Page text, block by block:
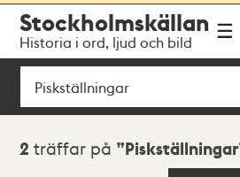
navigationen
huvudinnehållet
Stockholmskällan
Historia i ord, ljud och bild
Sök
Sökresultat
2 träffar på Piskställningar